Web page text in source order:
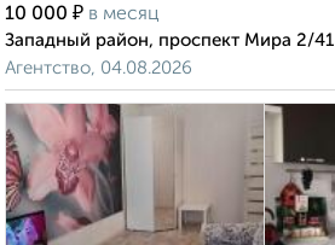
10 000 ₽ в месяц
Западный район, проспект Мира 2/41
Агентство, 04.08.2026